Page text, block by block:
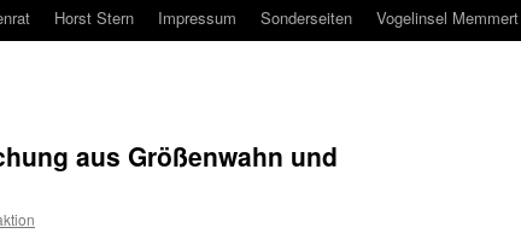
Horst Stern Impressum Sonderseiten Vogelinsel Memmert
aus Größenwahn und